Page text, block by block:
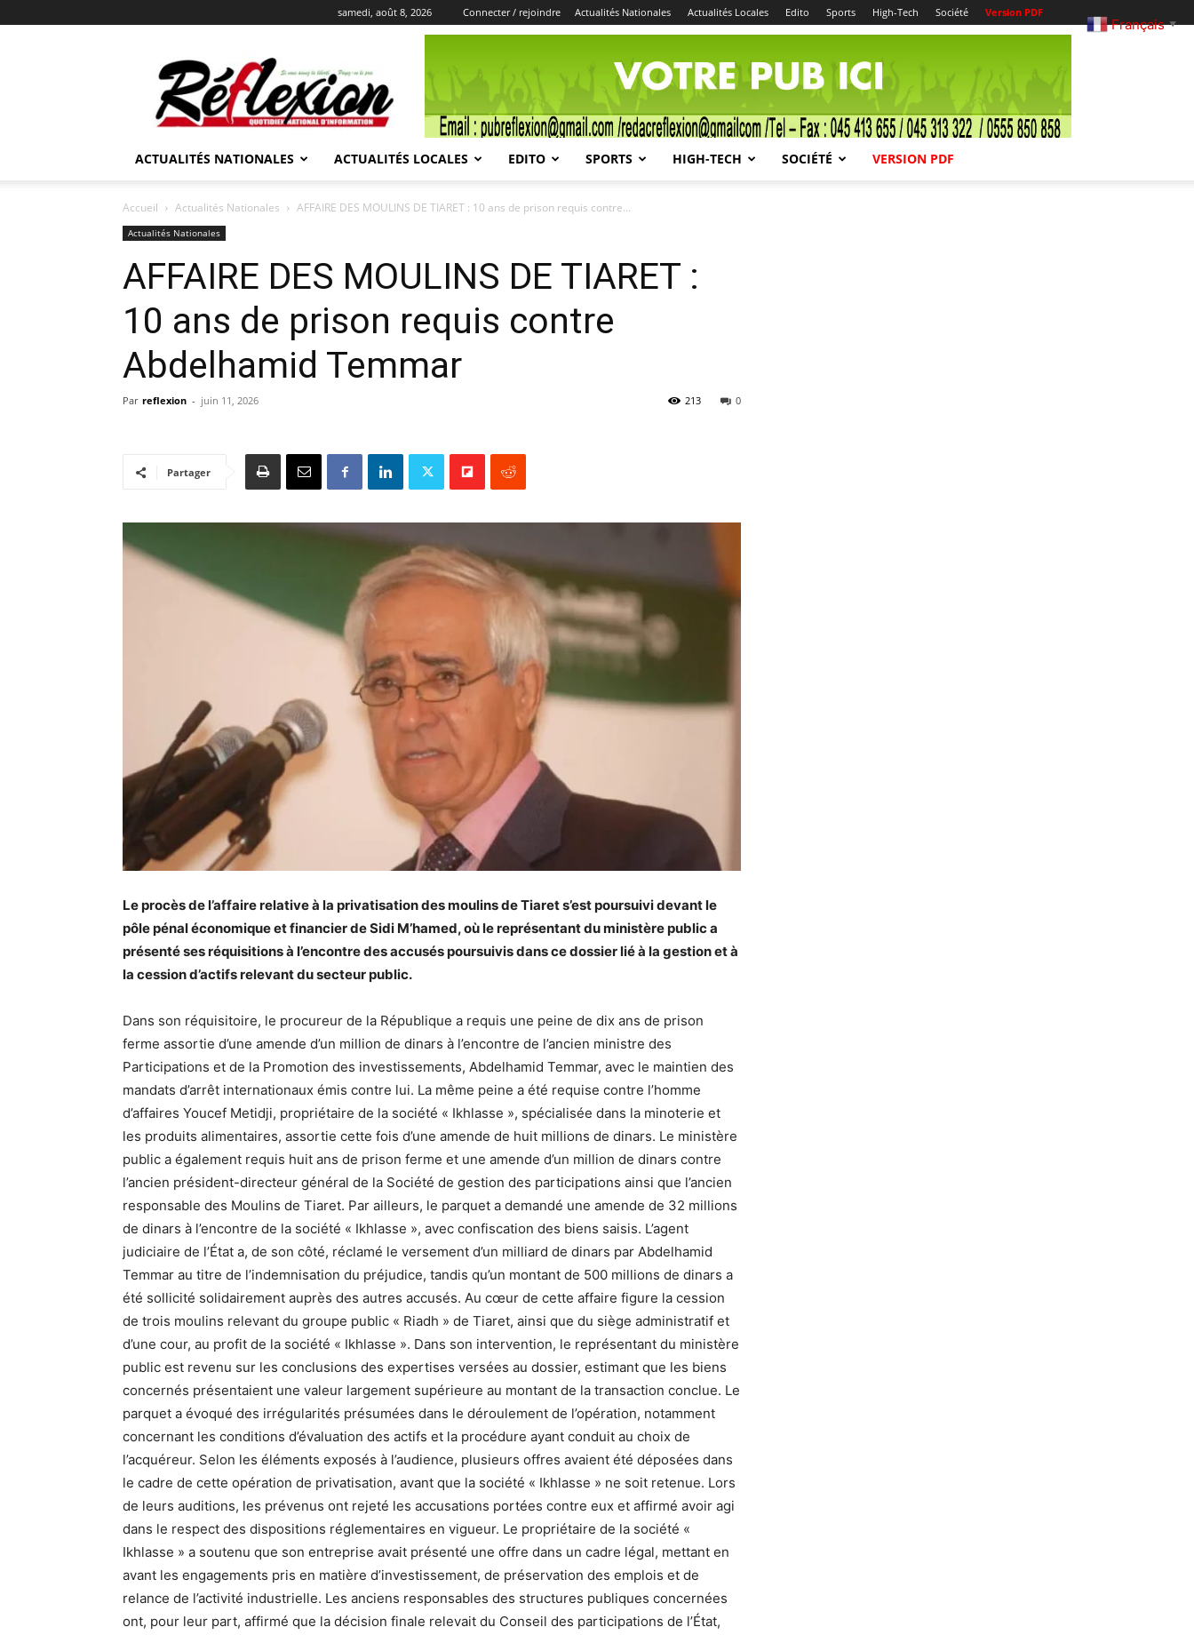
samedi, août 8, 2026 Connecter / rejoindre Actualités Nationales Actualités Locales Edito Sports High-Tech Société Version PDF
REFLEXION
ACTUALITÉS NATIONALES ACTUALITÉS LOCALES EDITO SPORTS HIGH-TECH SOCIÉTÉ VERSION PDF
Accueil Actualités Nationales AFFAIRE DES MOULINS DE TIARET : 10 ans de prison requis contre...
Actualités Nationales
AFFAIRE DES MOULINS DE TIARET :
10 ans de prison requis contre
Abdelhamid Temmar
Par reflexion - juin 11, 2026 0
213
Partager
Le procès de l’affaire relative à la privatisation des moulins de Tiaret s’est poursuivi devant le
pôle pénal économique et financier de Sidi M’hamed, où le représentant du ministère public a
présenté ses réquisitions à l’encontre des accusés poursuivis dans ce dossier lié à la gestion et à
la cession d’actifs relevant du secteur public.
Dans son réquisitoire, le procureur de la République a requis une peine de dix ans de prison
ferme assortie d’une amende d’un million de dinars à l’encontre de l’ancien ministre des
Participations et de la Promotion des investissements, Abdelhamid Temmar, avec le maintien des
mandats d’arrêt internationaux émis contre lui. La même peine a été requise contre l’homme
d’affaires Youcef Metidji, propriétaire de la société « Ikhlasse », spécialisée dans la minoterie et
les produits alimentaires, assortie cette fois d’une amende de huit millions de dinars. Le ministère
public a également requis huit ans de prison ferme et une amende d’un million de dinars contre
l’ancien président-directeur général de la Société de gestion des participations ainsi que l’ancien
responsable des Moulins de Tiaret. Par ailleurs, le parquet a demandé une amende de 32 millions
de dinars à l’encontre de la société « Ikhlasse », avec confiscation des biens saisis. L’agent
judiciaire de l’État a, de son côté, réclamé le versement d’un milliard de dinars par Abdelhamid
Temmar au titre de l’indemnisation du préjudice, tandis qu’un montant de 500 millions de dinars a
été sollicité solidairement auprès des autres accusés. Au cœur de cette affaire figure la cession
de trois moulins relevant du groupe public « Riadh » de Tiaret, ainsi que du siège administratif et
d’une cour, au profit de la société « Ikhlasse ». Dans son intervention, le représentant du ministère
public est revenu sur les conclusions des expertises versées au dossier, estimant que les biens
concernés présentaient une valeur largement supérieure au montant de la transaction conclue. Le
parquet a évoqué des irrégularités présumées dans le déroulement de l’opération, notamment
concernant les conditions d’évaluation des actifs et la procédure ayant conduit au choix de
l’acquéreur. Selon les éléments exposés à l’audience, plusieurs offres avaient été déposées dans
le cadre de cette opération de privatisation, avant que la société « Ikhlasse » ne soit retenue. Lors
de leurs auditions, les prévenus ont rejeté les accusations portées contre eux et affirmé avoir agi
dans le respect des dispositions réglementaires en vigueur. Le propriétaire de la société «
Ikhlasse » a soutenu que son entreprise avait présenté une offre dans un cadre légal, mettant en
avant les engagements pris en matière d’investissement, de préservation des emplois et de
relance de l’activité industrielle. Les anciens responsables des structures publiques concernées
ont, pour leur part, affirmé que la décision finale relevait du Conseil des participations de l’État,
Français ▼